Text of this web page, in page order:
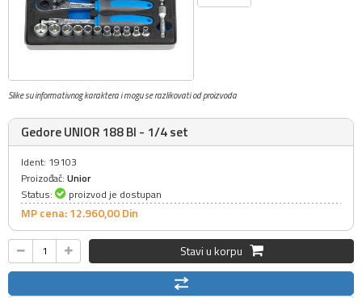
Slike su informativnog karaktera i mogu se razlikovati od proizvoda
Gedore UNIOR 188 BI - 1/4 set
Ident: 19103
Proizođač: Unior
Status:
proizvod je dostupan
MP cena: 12.960,00Din
Stavi u korpu